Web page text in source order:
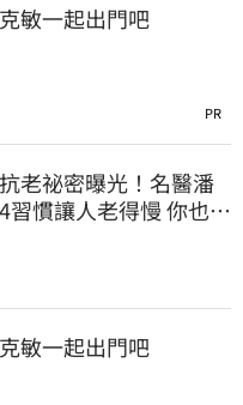
敏一起出門吧
PR
老祕密曝光！名醫潘
慣讓人老得慢 你也可
敏一起出門吧